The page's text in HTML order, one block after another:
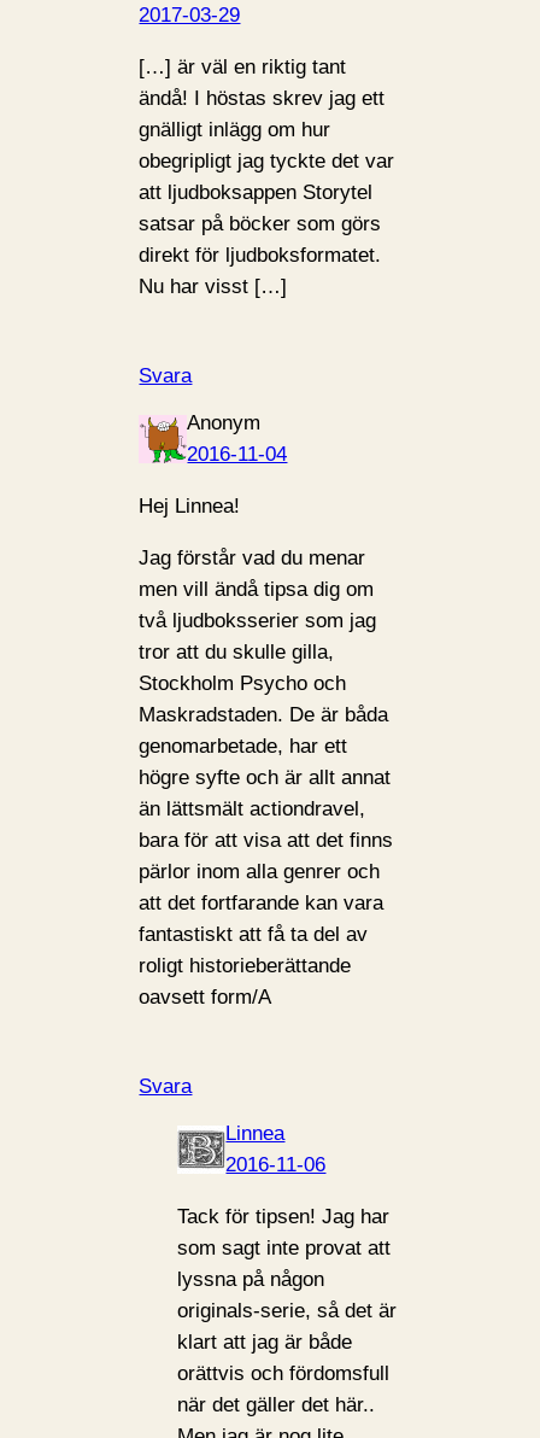
2017-03-29
[…] är väl en riktig tant
ändå! I höstas skrev jag ett
gnälligt inlägg om hur
obegripligt jag tyckte det var
att ljudboksappen Storytel
satsar på böcker som görs
direkt för ljudboksformatet.
Nu har visst […]
Svara
Anonym
2016-11-04
Hej Linnea!
Jag förstår vad du menar
men vill ändå tipsa dig om
två ljudboksserier som jag
tror att du skulle gilla,
Stockholm Psycho och
Maskradstaden. De är båda
genomarbetade, har ett
högre syfte och är allt annat
än lättsmält actiondravel,
bara för att visa att det finns
pärlor inom alla genrer och
att det fortfarande kan vara
fantastiskt att få ta del av
roligt historieberättande
oavsett form/A
Svara
Linnea
2016-11-06
Tack för tipsen! Jag har
som sagt inte provat att
lyssna på någon
originals-serie, så det är
klart att jag är både
orättvis och fördomsfull
när det gäller det här..